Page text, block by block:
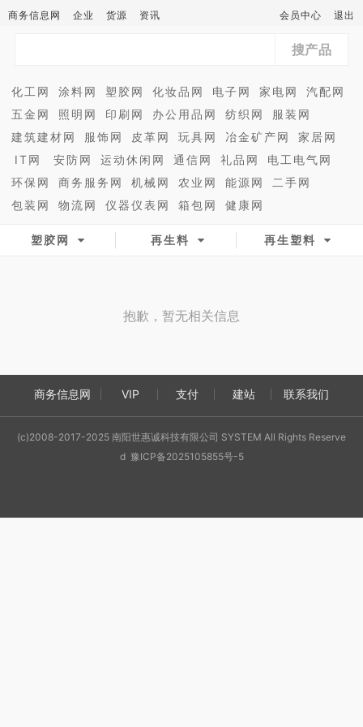
商务信息网 企业 货源 资讯 会员中心 退出
搜产品
化工网 涂料网 塑胶网 化妆品网 电子网 家电网
汽配网
五金网
照明网 印刷网 办公用品网 纺织网
服装网
建筑建材网
服饰网 皮革网 玩具网 冶金矿产网
家居网
IT网
安防网 运动休闲网 通信网 礼品网
电工电气网
环保网
商务服务网 机械网 农业网 能源网
二手网
包装网
物流网 仪器仪表网 箱包网 健康网
塑胶网 再生料 再生塑料
抱歉，暂无相关信息
商务信息网 VIP 支付 建站 联系我们
(c)2008-2017-2025 南阳世惠诚科技有限公司 SYSTEM All Rights Reserve
d 豫ICP备2025105855号-5